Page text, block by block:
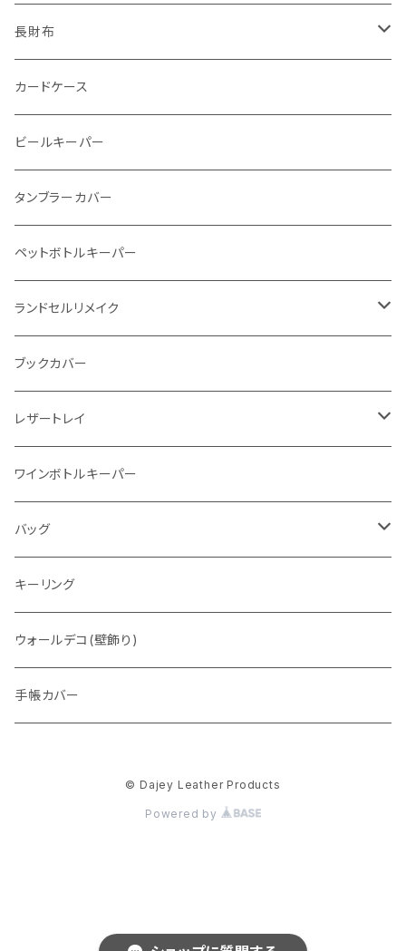
ファスナーコインケース
番外編Basicアートウォレット (インポート革版)
スキニーウォレット
ストーンウォレット
メタルウォレット
インビジブルウォレット
イントレチャート 編み込みアートウォレット
"Crammy"L字フラップウォレット
"メッセージ"カリグラフィーウォレット
長財布
折り財布
L字ファスナー
柔らか革財布
イントレチャート
ラウンドファスナー
カードケース
ビールキーパー
タンブラーカバー
ペットボトルキーパー
ランドセルリメイク
写真立て
ブックカバー
レザートレイ
番外編"Wave"
通常盤
ワインボトルキーパー
バッグ
トートバッグ
ウォレットバッグ
キーリング
ウォールデコ(壁飾り)
手帳カバー
© Dajey Leather Products
Powered by